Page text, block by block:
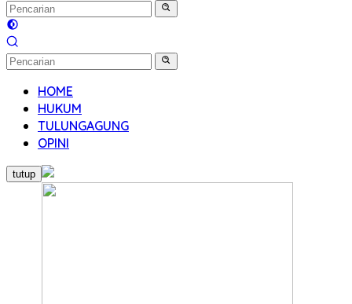
HOME
HUKUM
TULUNGAGUNG
OPINI
tutup